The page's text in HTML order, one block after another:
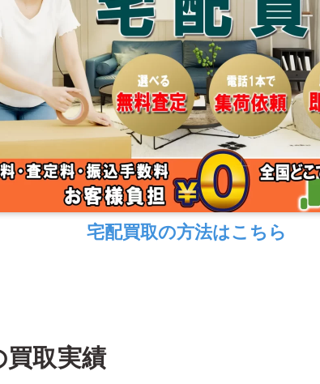
宅配買取の方法はこちら
買取実績